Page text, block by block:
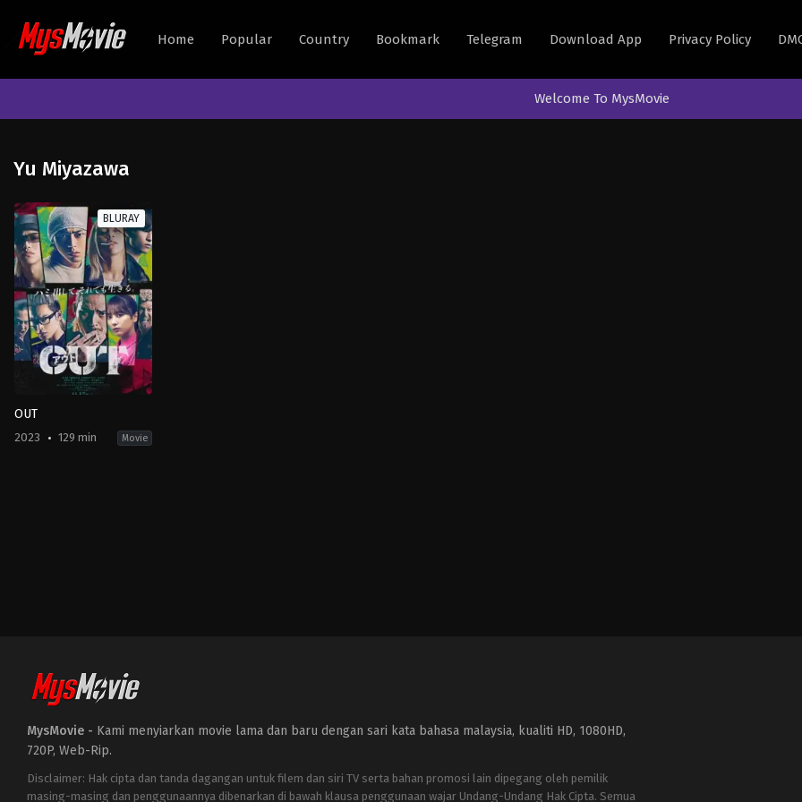
Home Popular Country Bookmark Telegram Download App Privacy Policy
Welcome To MysMovie
Yu Miyazawa
BLURAY
OUT
2023 129 min Movie
MysMovie - Kami menyiarkan movie lama dan baru dengan sari kata bahasa malaysia, kualiti HD, 1080HD,
720P, Web-Rip.
Disclaimer: Hak cipta dan tanda dagangan untuk filem dan siri TV serta bahan promosi lain dipegang oleh pemilik
masing-masing dan penggunaannya dibenarkan di bawah klausa penggunaan wajar Undang-Undang Hak Cipta. Semua